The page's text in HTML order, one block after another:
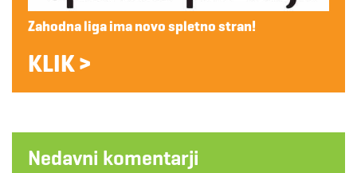
Zahodna liga ima novo spletno stran!
KLIK >
Nedavni komentarji